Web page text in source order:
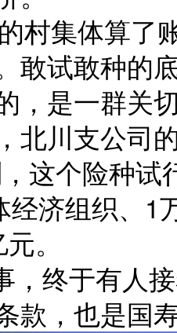
村集体算了
敢试敢种的
，是一群
北川支公司
这个险种
经济组织、1
。
，终于有人
款，也是国